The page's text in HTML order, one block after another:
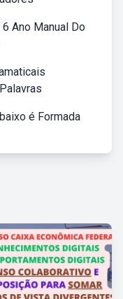
Ano Manual Do
é Formada